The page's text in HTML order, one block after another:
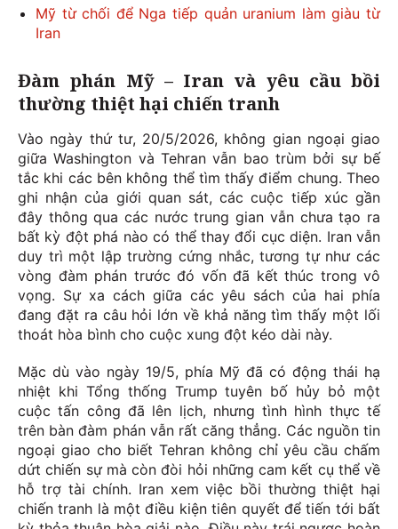
Mỹ từ chối để Nga tiếp quản uranium làm giàu từ
Iran
Đàm phán Mỹ – Iran và yêu cầu bồi
thường thiệt hại chiến tranh
Vào ngày thứ tư, 20/5/2026, không gian ngoại giao
giữa Washington và Tehran vẫn bao trùm bởi sự bế
tắc khi các bên không thể tìm thấy điểm chung. Theo
ghi nhận của giới quan sát, các cuộc tiếp xúc gần
đây thông qua các nước trung gian vẫn chưa tạo ra
bất kỳ đột phá nào có thể thay đổi cục diện. Iran vẫn
duy trì một lập trường cứng nhắc, tương tự như các
vòng đàm phán trước đó vốn đã kết thúc trong vô
vọng. Sự xa cách giữa các yêu sách của hai phía
đang đặt ra câu hỏi lớn về khả năng tìm thấy một lối
thoát hòa bình cho cuộc xung đột kéo dài này.
Mặc dù vào ngày 19/5, phía Mỹ đã có động thái hạ
nhiệt khi Tổng thống Trump tuyên bố hủy bỏ một
cuộc tấn công đã lên lịch, nhưng tình hình thực tế
trên bàn đàm phán vẫn rất căng thẳng. Các nguồn tin
ngoại giao cho biết Tehran không chỉ yêu cầu chấm
dứt chiến sự mà còn đòi hỏi những cam kết cụ thể về
hỗ trợ tài chính. Iran xem việc bồi thường thiệt hại
chiến tranh là một điều kiện tiên quyết để tiến tới bất